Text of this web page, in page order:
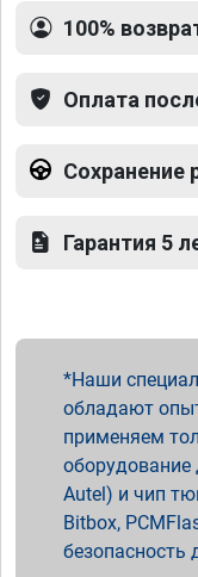
100%
Оплата
Сохранение
Гарантия 5
Наши
обладают
применяем
оборудование
Autel) и чип
Bitbox,
безопасность